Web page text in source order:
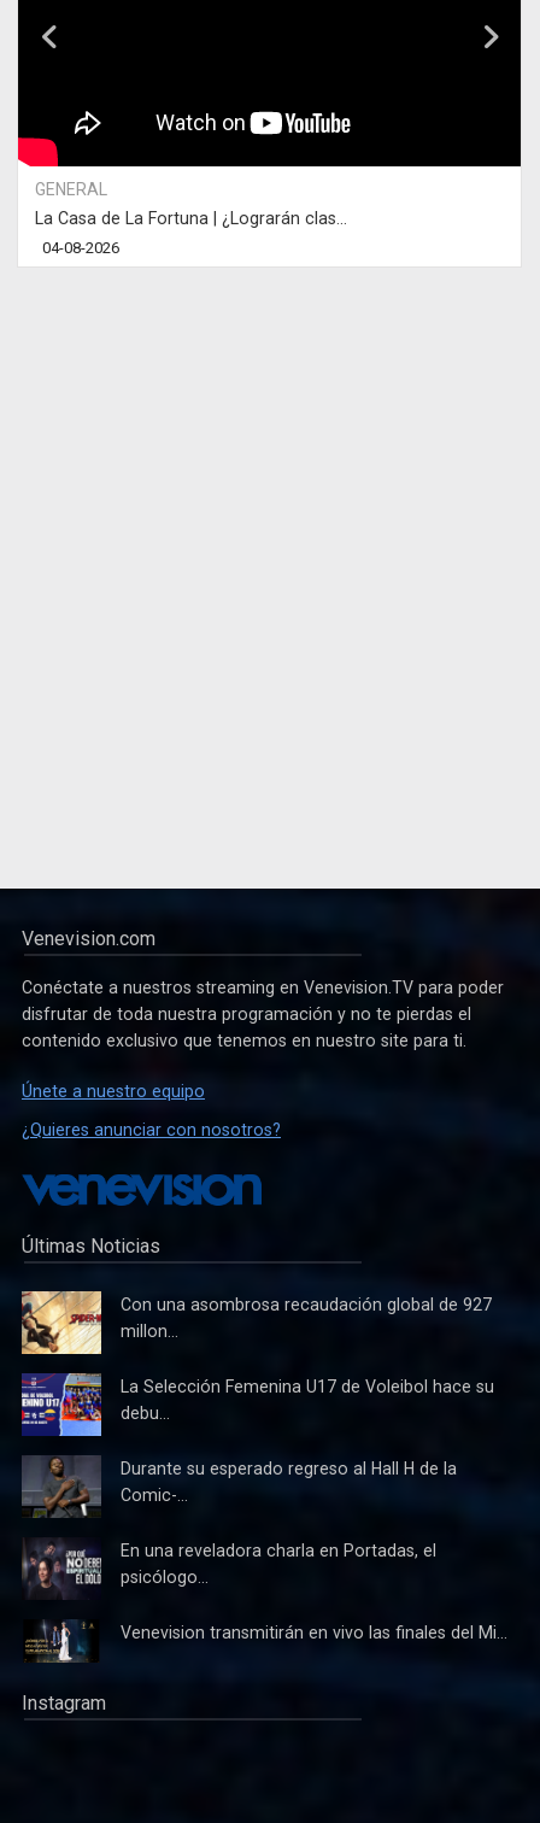
GENERAL
La Casa de La Fortuna | ¿Lograrán clas...
04-08-2026
Venevision.com
Conéctate a nuestros streaming en Venevision.TV para poder
disfrutar de toda nuestra programación y no te pierdas el
contenido exclusivo que tenemos en nuestro site para ti.
Únete a nuestro equipo
¿Quieres anunciar con nosotros?
Últimas Noticias
Con una asombrosa recaudación global de 927
millon...
La Selección Femenina U17 de Voleibol hace su
debu...
Durante su esperado regreso al Hall H de la
Comic-...
En una reveladora charla en Portadas, el
psicólogo...
Venevision transmitirán en vivo las finales del Mi...
Instagram